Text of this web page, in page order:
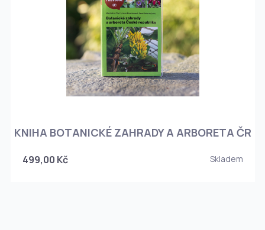
KNIHA BOTANICKÉ ZAHRADY A ARBORETA ČR
499,00 Kč Skladem